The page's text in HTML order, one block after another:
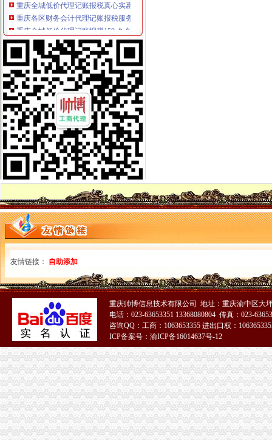
重庆各区财务会计代理记账报税服务,申请一般纳税人.-重庆58同城
重庆全城低价代理记账报税150-久久信息网
重庆代理记帐公司浅谈记账报税需要注意哪些问题_soulseo_新浪博客
代理重庆全市营业执照、代账报税、服务周到-爱喇叭网
重庆税务代理_重庆财税代理-重庆易登网
【无地址注册重庆公司营业执照代办代理记账报税注销公司】重
重庆财税疑难：重庆代理记帐报税300元起—重庆聚宝财务-重庆爱问
重庆低价代理记账报税选汇聚财务_志趣网
【重庆代办公司执照||个体户执照||记帐报税】-江北五里店易登网
会计代理记账报税公司找哪家_重庆代理记账税务_天天新闻网-每天为
重庆代理记账：企业策划咨询（代理记账报税工商年报等）-重庆爱问
代理重庆分公司注册,代理记账报税-广州58同城
【代理重庆主城区工商营业执证、代账报税、服务周到】南岸区兼
重庆云网客分享代理记账报税服务的流程-信息服务
重庆会计代理记帐、重庆财务税务咨询、重庆税务登记|纳税申报、重庆
重庆代理公司记账,重庆公司代帐报税,重庆会计代帐,重庆会计公
22_重庆代理记账,重庆工商注册,代理记账报税_重庆恒茂投资管理有
北京会计记账公司哪家快_重庆代理报税记账哪家_天天新闻网-健康
重庆江北会计代理记账报税流程-青海新闻网
重庆荣昌区办税服务_荣昌区代理办税_代理记账公司_会计师事务所--
重庆代办公司执照||加工厂执照||个体户执照||记帐报税【今日推荐网-重
重庆公司财务代理,重庆公司财务外包,重庆代理纳税申报,重庆*办
重庆代办香港海外公司年检报税24小时登记-重庆58同城
重庆代办英国公司年检报税_志趣网
【重庆报税物流园区一日游报关代理】价格_厂家_图片-Hc360慧聪网
【重庆低价代理记账报税选汇聚财务】-中国服务网
代理做账事务所半年价格_重庆会计代理记账报税公司_新闻-天天新闻网
重庆会计做帐公司找哪家_长沙代理报税记账服务_天天新闻网-每天为
重庆合川、北碚、铜梁代理记账报税一般多少钱？_百度知道
重庆代理报税
重庆税务代理_重庆财税代理-重庆易登网
重庆财税疑难：重庆代理记帐报税300元起—重庆聚宝财务-重庆爱问
【全重庆代理公司注册、记账报税、疑难解决为您省钱省心】-渝中渝
重庆工商注册代理,重庆*办公司注册,重庆公司财税代理,重庆代账
友情链接： 自助添加
重庆帅博信息技术有限公司 地址：重庆渝中区大
电话：023-63653351 13368080804 传真：023-
咨询QQ：工商：1063653355 进出口权：
ICP备案号：渝ICP备16014637号-12